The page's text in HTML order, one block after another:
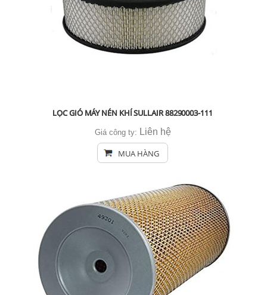
LỌC GIÓ MÁY NÉN KHÍ SULLAIR 88290003-111
Giá công ty: Liên hệ
MUA HÀNG